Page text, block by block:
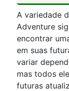
A variedade
Adventure
encontrar
em suas
variar
mas todos
futuras